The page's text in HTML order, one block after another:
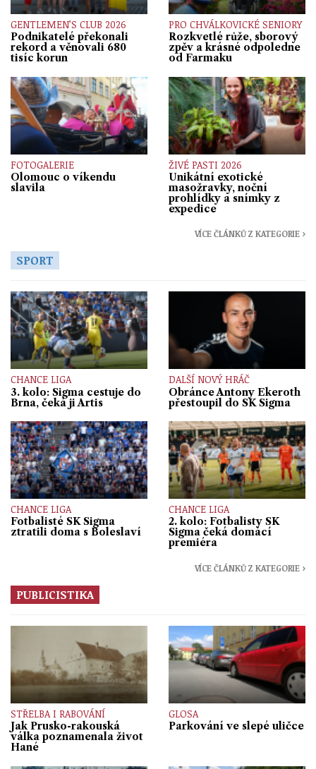
GENTLEMEN’S CLUB 2026
Podnikatelé překonali
rekord a věnovali 680
tisíc korun
PRO CHVÁLKOVICKÉ SENIORY
Rozkvetlé růže, sborový
zpěv a krásné odpoledne
od Farmaku
FOTOGALERIE
Olomouc o víkendu
slavila
ŽIVÉ PASTI 2026
Unikátní exotické
masožravky, noční
prohlídky a snímky z
expedice
VÍCE ČLÁNKŮ Z KATEGORIE ›
SPORT
CHANCE LIGA
3. kolo: Sigma cestuje do
Brna, čeká ji Artis
DALŠÍ NOVÝ HRÁČ
Obránce Antony Ekeroth
přestoupil do SK Sigma
CHANCE LIGA
Fotbalisté SK Sigma
ztratili doma s Boleslaví
CHANCE LIGA
2. kolo: Fotbalisty SK
Sigma čeká domácí
premiéra
VÍCE ČLÁNKŮ Z KATEGORIE ›
PUBLICISTIKA
STŘELBA I RABOVÁNÍ
Jak Prusko-rakouská
válka poznamenala život
Hané
GLOSA
Parkování ve slepé uličce